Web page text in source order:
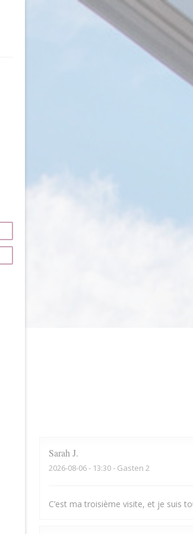
Sarah J
2026-08-06- 13:30 - Gasten 2
C’est ma troisième visite, et je suis